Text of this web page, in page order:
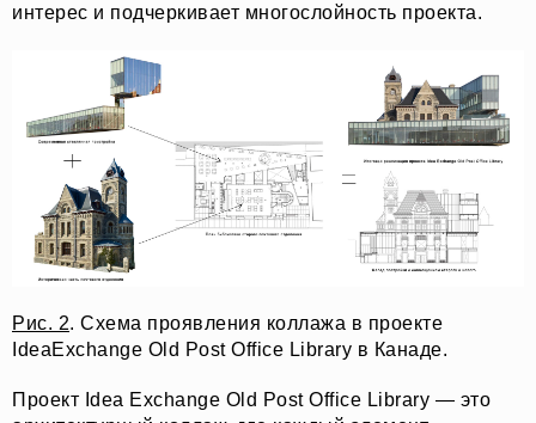
интерес и подчеркивает многослойность проекта.
Рис. 2. Схема проявления коллажа в проекте
IdeaExchange Old Post Office Library в Канаде.
Проект Idea Exchange Old Post Office Library — это